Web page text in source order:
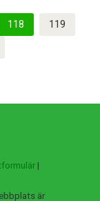
118
119
|
är